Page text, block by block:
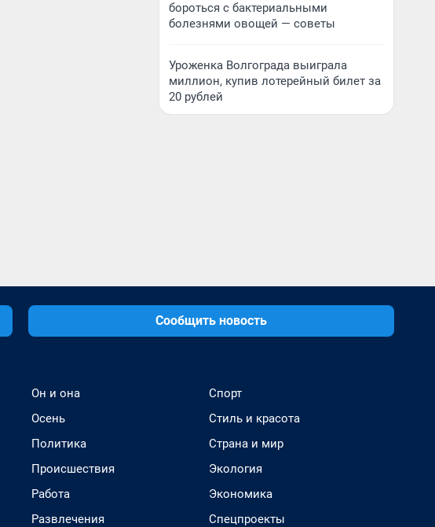
бороться с бактериальными
болезнями овощей — советы
Уроженка Волгограда выиграла
миллион, купив лотерейный билет за
20 рублей
Сообщить новость
Он и она
Осень
Политика
Происшествия
Работа
Развлечения
Спорт
Стиль и красота
Страна и мир
Экология
Экономика
Спецпроекты